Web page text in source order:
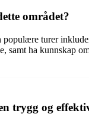
området?
populære turer
ha kunnskap
trygg og